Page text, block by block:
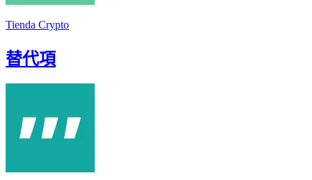
Tienda Crypto
替代項